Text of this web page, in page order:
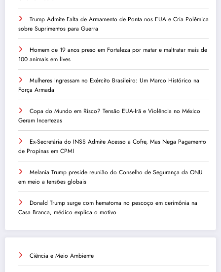
Trump Admite Falta de Armamento de Ponta nos EUA e Cria Polêmica
sobre Suprimentos para Guerra
Homem de 19 anos preso em Fortaleza por matar e maltratar mais de
100 animais em lives
Mulheres Ingressam no Exército Brasileiro: Um Marco Histórico na
Força Armada
Copa do Mundo em Risco? Tensão EUA-Irã e Violência no México
Geram Incertezas
Ex-Secretária do INSS Admite Acesso a Cofre, Mas Nega Pagamento
de Propinas em CPMI
Melania Trump preside reunião do Conselho de Segurança da ONU
em meio a tensões globais
Donald Trump surge com hematoma no pescoço em cerimônia na
Casa Branca, médico explica o motivo
Ciência e Meio Ambiente